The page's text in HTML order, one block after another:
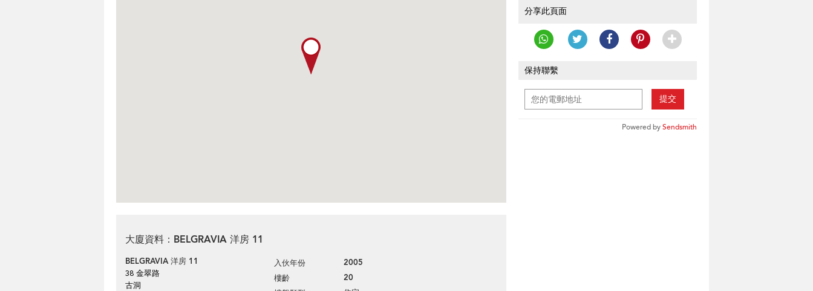
大廈資料：BELGRAVIA 洋房 11
BELGRAVIA 洋房 11
38 金翠路
古洞
入伙年份 2005
樓齡 20
分享此頁面
保持聯繫
提交
Powered bySendsmith